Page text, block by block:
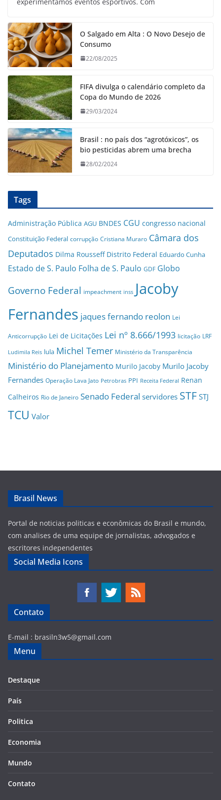
O Salgado em Alta : O Novo Desejo de
Consumo
22/08/2025
FIFA divulga o calendário completo da
Copa do Mundo de 2026
29/03/2024
Brasil : no país dos “agrotóxicos”, os
bio pesticidas abrem uma brecha
28/02/2024
Tags
Administração Pública AGU BNDES CGU congresso nacional
Constituição Federal corrupção Cristiana Muraro Câmara dos
Deputados Dilma Rousseff Distrito Federal Eduardo Cunha
Estado de S. Paulo Folha de S. Paulo GDF Globo
Governo Federal impeachment inss Jacoby
Fernandes jaques fernando reolon Lei
Anticorrupção Lei de Licitações Lei nº 8.666/1993 licitação LRF
Ludimila Reis lula Michel Temer Ministério da Transparência
Ministério do Planejamento Murilo Jacoby Murilo Jacoby
Fernandes Operação Lava Jato Petrobras PPI Receita Federal Renan
Calheiros Rio de Janeiro Senado Federal servidores STF STJ
TCU Valor
Brasil News
Portal de noticias politicas e econômicas do Brasil e mundo,
com analises de uma equipe de jornalistas, advogados e
escritores independentes
Social Media Icons
Contato
E-mail : brasiln3w5@gmail.com
Menu
Destaque
País
Politica
Economia
Mundo
Contato